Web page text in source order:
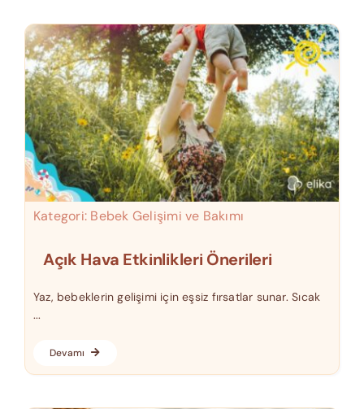
Kategori: Bebek Gelişimi ve Bakımı
Açık Hava Etkinlikleri Önerileri
Yaz, bebeklerin gelişimi için eşsiz fırsatlar sunar. Sıcak
...
Devamı